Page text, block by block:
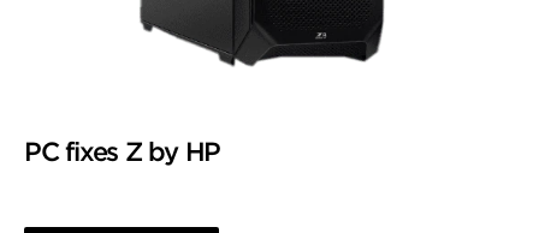
PC fixes Z by HP